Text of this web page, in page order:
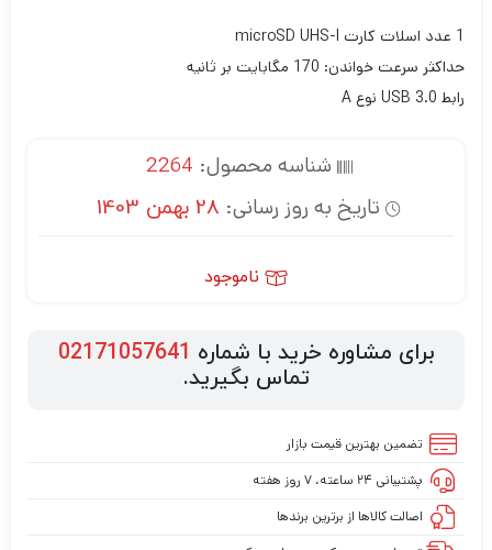
1 عدد اسلات کارت microSD UHS-I
حداکثر سرعت خواندن: 170 مگابایت بر ثانیه
رابط USB 3.0 نوع A
شناسه محصول: 2264
تاریخ به روز رسانی: 28 بهمن 1403
ناموجود
برای مشاوره خرید با شماره 02171057641
تماس بگیرید.
تضمین بهترین قیمت بازار
پشتیبانی ۲۴ ساعته، ۷ روز هفته
اصالت کالاها از برترین برندها